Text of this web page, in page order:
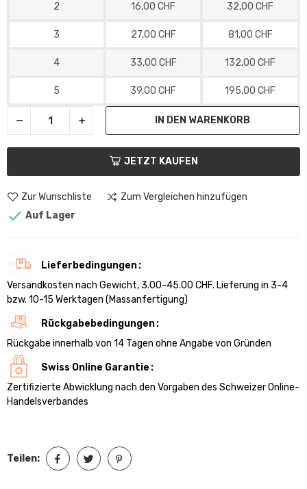
2 16,00 CHF 32,00 CHF
3 27,00 CHF 81,00 CHF
4 33,00 CHF 132,00 CHF
5 39,00 CHF 195,00 CHF
IN DEN WARENKORB
JETZT KAUFEN
Zur Wunschliste Zum Vergleichen hinzufügen
 Auf Lager
Lieferbedingungen
Versandkosten nach Gewicht, 3.00-45.00 CHF. Lieferung in 3-4
bzw. 10-15 Werktagen (Massanfertigung)
Rückgabebedingungen
Rückgabe innerhalb von 14 Tagen ohne Angabe von Gründen
Swiss Online Garantie
Zertifizierte Abwicklung nach den Vorgaben des Schweizer Online-
Handelsverbandes
Teilen: